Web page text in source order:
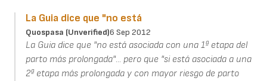
La Guia dice que "no está
Quospasa (unverified)6 Sep 2012
La Guia dice que "no está asociada con una 1ª etapa del
parto más prolongada"... pero que "si está asociada a una
2ª etapa más prolongada y con mayor riesgo de parto